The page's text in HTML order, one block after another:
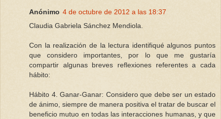
Anónimo 4 de octubre de 2012 a las 18:37
Claudia Gabriela Sánchez Mendiola.
Con la realización de la lectura identifiqué algunos puntos
que considero importantes, por lo que me gustaría
compartir algunas breves reflexiones referentes a cada
hábito:
Hábito 4. Ganar-Ganar: Considero que debe ser un estado
de ánimo, siempre de manera positiva el tratar de buscar el
beneficio mutuo en todas las interacciones humanas, y que